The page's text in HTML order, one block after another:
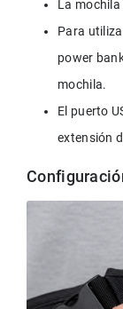
La mochila
Para
power
mochila.
El puerto
extensión